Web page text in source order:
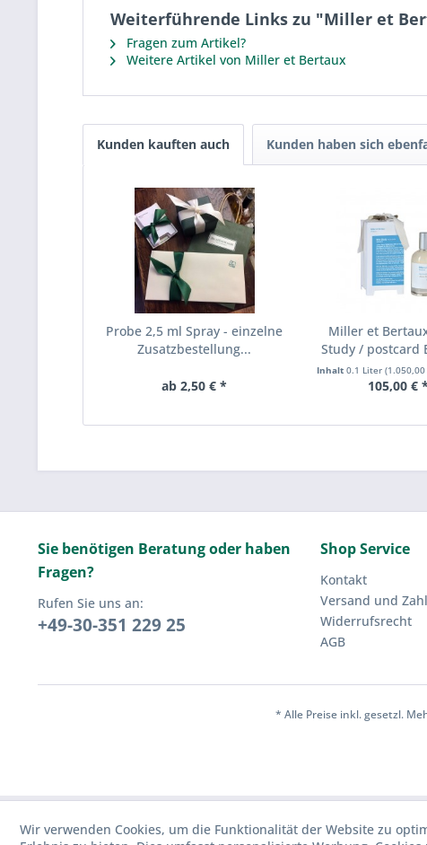
Weiterführende Links zu "Miller et
Fragen zum Artikel?
Weitere Artikel von Miller et Bertaux
Kunden kauften auch Kunden haben sich
Probe 2,5 ml Spray - einzelne
Zusatzbestellung...
ab 2,50 € *
Miller et
Study / postcard
Inhalt 0.1 Liter
105,00 € *
Sie benötigen Beratung oder haben
Fragen?
Rufen Sie uns an:
+49-30-351 229 25
Shop Service
Kontakt
Versand und
Widerrufsrecht
AGB
* Alle Preise inkl. gesetzl.
Wir verwenden Cookies, um die Funktionalität der Website zu